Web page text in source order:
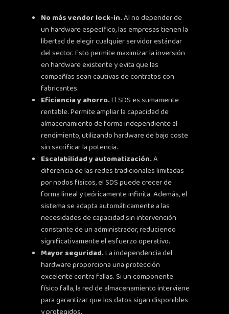
No más vendor lock-in.Al no depender de
un hardware específico, las empresas tienen la
libertad de elegir cualquier servidor estándar
del sector. Esto permite maximizar la inversión
en hardware existente y evita que las
compañías sean cautivas de contratos con
fabricantes.
Eficiencia y ahorro.El SDS es sumamente
rentable. Permite ampliar la capacidad de
almacenamiento de forma independiente al
rendimiento, utilizando hardware de bajo coste
sin sacrificar la potencia.
Escalabilidad y automatización.A
diferencia de las redes tradicionales limitadas
por nodos físicos, el SDS puede crecer de
forma lineal y teóricamente infinita. Además, el
sistema se adapta automáticamente a las
necesidades de capacidad sin intervención
constante de un administrador, reduciendo
significativamente el esfuerzo operativo.
Mayor seguridad.La independencia del
hardware proporciona una protección
excelente contra fallas. Si un componente
físico falla, la red de almacenamiento interviene
para garantizar que los datos sigan disponibles